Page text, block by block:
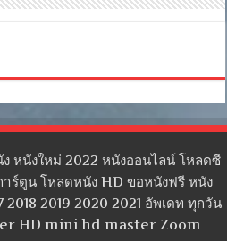
หนังใหม่ 2022 หนังออนไลน์ โหลดซี
ร์ตูน โหลดหนัง HD ขอหนังฟรี หนัง
2018 2019 2020 2021 อัพเดท ทุกวัน
HD mini hd master Zoom